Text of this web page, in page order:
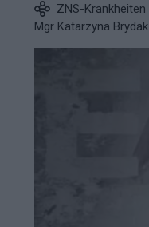
ZNS-Krankheiten
Mgr Katarzyna Brydak